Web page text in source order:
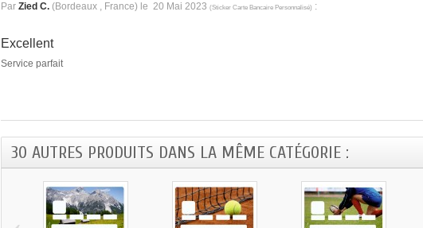
ParZied C.(Bordeaux , France) le20 Mai 2023(Sticker Carte Bancaire Personnalisé) :
Excellent
Service parfait
30 AUTRES PRODUITS DANS LA MÊME CATÉGORIE :